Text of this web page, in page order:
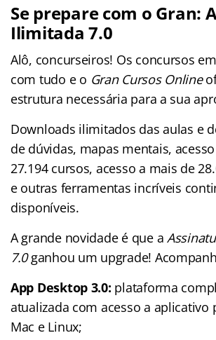
Se prepare com o Gran:
Ilimitada 7.0
Alô, concurseiros! Os concursos
com tudo e o Gran Cursos Online
estrutura necessária para a sua
Downloads ilimitados das aulas e
de dúvidas, mapas mentais,
27.194 cursos, acesso a mais de
e outras ferramentas incríveis
disponíveis.
A grande novidade é que a
7.0ganhou um upgrade!
App Desktop 3.0: plataforma
atualizada com acesso a aplicativo
Mac e Linux;